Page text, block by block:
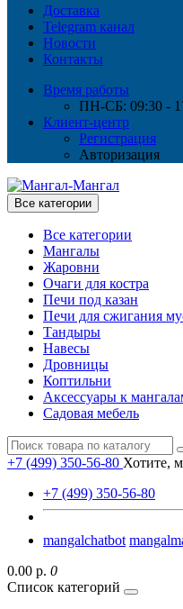
Доставка
Telegram канал
Новости
Контакты
Время работы
ПН-СБ: 09:30 -
Клиент-центр
Регистрация
Авторизация
Все категории
Все категории
Мангалы
Жаровни
Очаги для костра
Печи под казан
Печи для сжигания
Тандыры
Навесы
Дровницы
Коптильни
Аксессуары к
Садовая мебель
+7 (499) 350-56-80 Хотите,
+7 (499) 350-56-80
mangalchatbot
0.00 р. 0
Список категорий